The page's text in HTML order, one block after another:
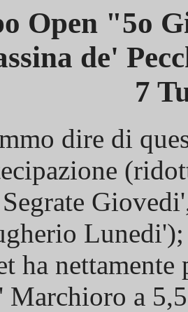
Open "5o
de'
7
dire di
Lunedi');
ha
Marchioro a